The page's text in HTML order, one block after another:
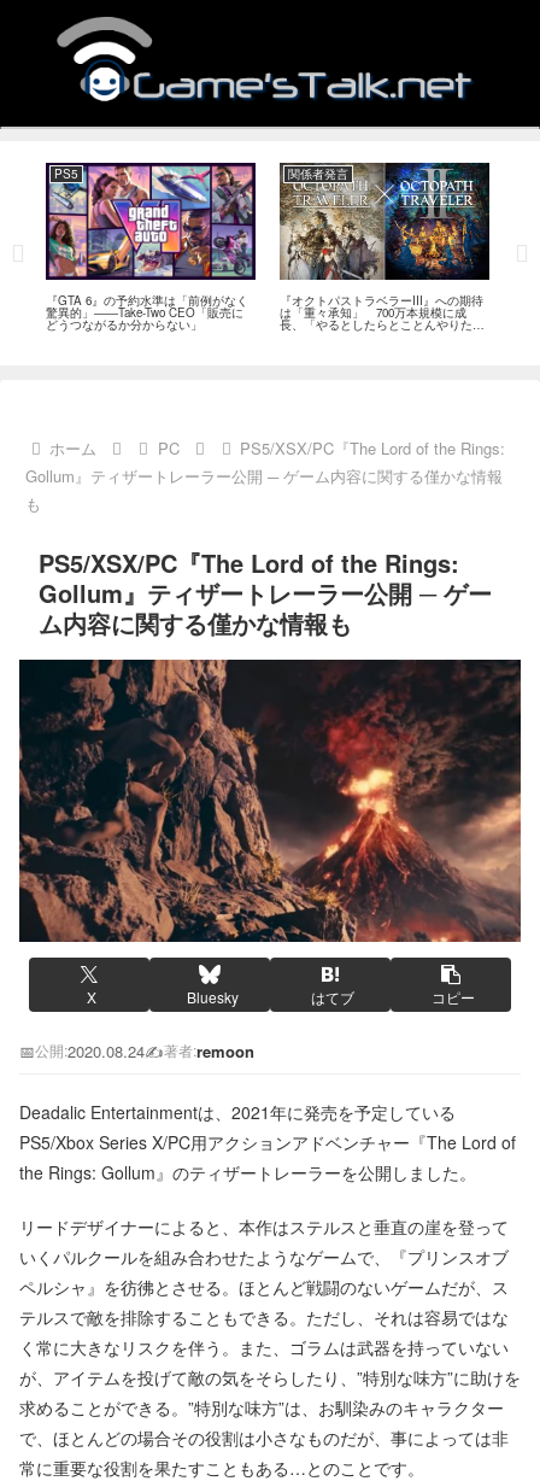
PS5
『GTA 6』の予約水準は「前例がなく
驚異的」――Take-Two CEO「販売に
どうつながるか分からない」
関係者発言
『オクトパストラベラーIII』への期待
は「重々承知」 700万本規模に成
長、「やるとしたらとことんやりた
い」と浅野智也氏
ホーム PC
PS5/XSX/PC『The Lord of the Rings:
Gollum』ティザートレーラー公開 ─ ゲーム内容に関する僅かな情報
も
PS5/XSX/PC『The Lord of the Rings:
Gollum』ティザートレーラー公開 ─ ゲー
ム内容に関する僅かな情報も
X Bluesky はてブ コピー
📅公開:2020.08.24✍️著者:remoon
Deadalic Entertainmentは、2021年に発売を予定している
PS5/Xbox Series X/PC用アクションアドベンチャー『The Lord of
the Rings: Gollum』のティザートレーラーを公開しました。
リードデザイナーによると、本作はステルスと垂直の崖を登って
いくパルクールを組み合わせたようなゲームで、『プリンスオブ
ペルシャ』を彷彿とさせる。ほとんど戦闘のないゲームだが、ス
テルスで敵を排除することもできる。ただし、それは容易ではな
く常に大きなリスクを伴う。また、ゴラムは武器を持っていない
が、アイテムを投げて敵の気をそらしたり、”特別な味方”に助けを
求めることができる。”特別な味方”は、お馴染みのキャラクター
で、ほとんどの場合その役割は小さなものだが、事によっては非
常に重要な役割を果たすこともある…とのことです。